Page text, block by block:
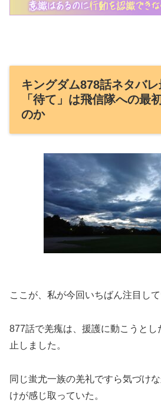
キングダム878話ネタバ
「待て」は飛信隊への最
のか
ここが、私が今回いちばん注目して
877話で羌瘣は、援護に動こうとし
止しました。
同じ蚩尤一族の羌礼ですら気づけ
けが感じ取っていた。